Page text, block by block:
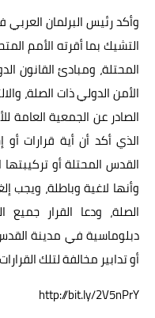
وأكد رئيس البرلمان
التشيك بما أقرته الأمم
المحتلة، ومبادئ القانون
الأمن الدولي ذات الصلة،
الذي أكد أن أية قرارات
القدس المحتلة أو
وأنها لاغية وباطلة، ويجب
الصلة، ودعا القرار
دبلوماسية في مدينة القدس
أو تدابير مخالفة لتلك
http://bit.ly/2V5nPrY